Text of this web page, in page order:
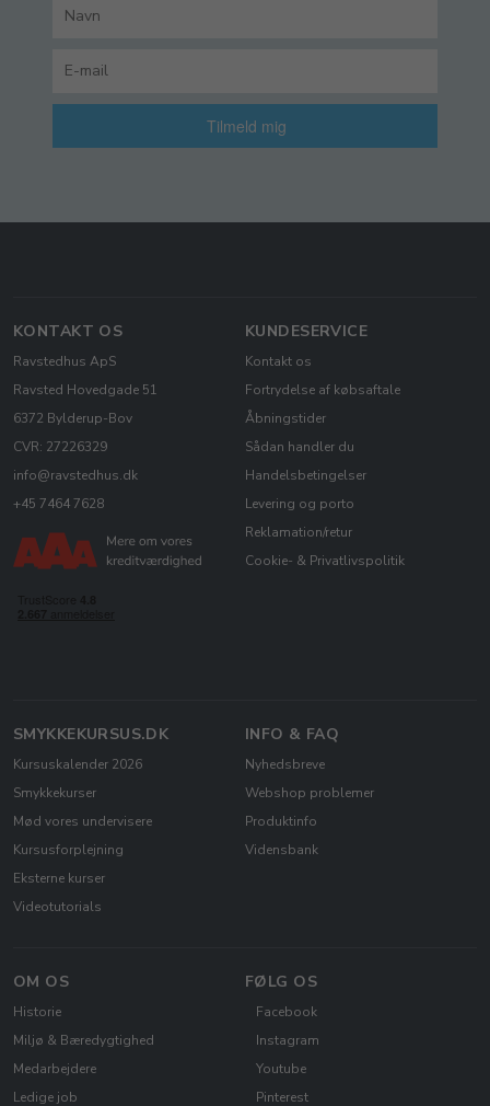
Tilmeld mig
KONTAKT OS
Ravstedhus ApS
Ravsted Hovedgade 51
6372 Bylderup-Bov
CVR: 27226329
info@ravstedhus.dk
+45 7464 7628
KUNDESERVICE
Kontakt os
Fortrydelse af købsaftale
Åbningstider
Sådan handler du
Handelsbetingelser
Levering og porto
Reklamation/retur
Cookie- & Privatlivspolitik
SMYKKEKURSUS.DK
Kursuskalender 2026
Smykkekurser
Mød vores undervisere
Kursusforplejning
Eksterne kurser
Videotutorials
INFO & FAQ
Nyhedsbreve
Webshop problemer
Produktinfo
Vidensbank
OM OS
Historie
Miljø & Bæredygtighed
Medarbejdere
Ledige job
FØLG OS
Facebook
Instagram
Youtube
Pinterest